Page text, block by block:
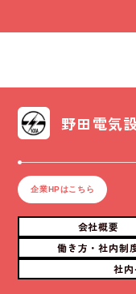
野田電気
企業HPはこちら
会社概要
働き方・社内制
社